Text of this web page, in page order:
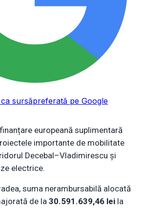
ca sursăpreferată pe Google
europeană suplimentară
importante de mobilitate
Decebal–Vladimirescu și
electrice.
suma nerambursabilă alocată
de la 30.591.639,46 lei la